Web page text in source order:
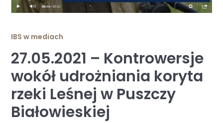
IBS w mediach
27.05.2021 – Kontrowersje
wokół udrożniania koryta
rzeki Leśnej w Puszczy
Białowieskiej